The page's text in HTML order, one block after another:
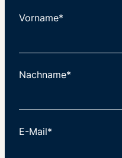
Vorname*
Nachname*
E-Mail*